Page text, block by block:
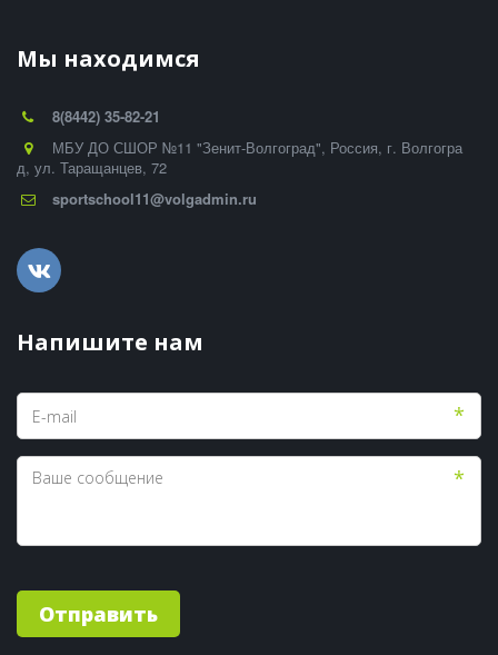
Мы находимся
8(8442) 35-82-21
МБУ ДО СШОР №11 "Зенит-Волгоград", Россия, г. Волгогра
д, ул. Таращанцев, 72
sportschool11@volgadmin.ru
Напишите нам
*
*
Отправить